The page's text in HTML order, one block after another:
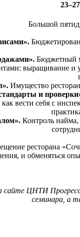
Большой
Бюджетный
выращивание и
Имущество
и
вести себя с
Контроль
ресторана
и обменяться
сайте ЦНТИ Прогресс
семинара, а